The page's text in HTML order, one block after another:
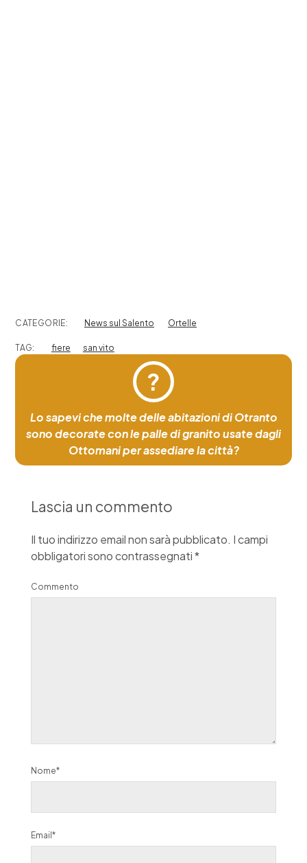
CATEGORIE: News sul Salento Ortelle
TAG: fiere san vito
?
Lo sapevi che molte delle abitazioni di Otranto
sono decorate con le palle di granito usate dagli
Ottomani per assediare la città?
Lascia un commento
Il tuo indirizzo email non sarà pubblicato. I campi
obbligatori sono contrassegnati*
Commento
Nome*
Email*